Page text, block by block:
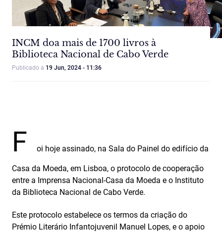
INCM doa mais de 1700 livros à
Biblioteca Nacional de Cabo Verde
Publicado a 19 Jun, 2024 - 11:36
F oi hoje assinado, na Sala do Painel do edifício da
Casa da Moeda, em Lisboa, o protocolo de cooperação
entre a Imprensa Nacional-Casa da Moeda e o Instituto
da Biblioteca Nacional de Cabo Verde.
Este protocolo estabelece os termos da criação do
Prémio Literário Infantojuvenil Manuel Lopes, e o apoio